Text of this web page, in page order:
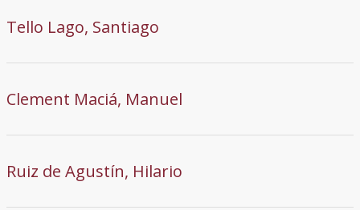
Tello Lago, Santiago
Clement Maciá, Manuel
Ruiz de Agustín, Hilario